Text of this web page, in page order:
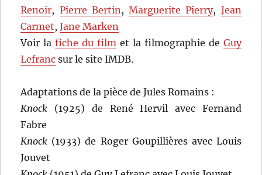
Renoir, Pierre Bertin ,Marguerite Pierry, Jean
Carmet,Jane Marken
Voir lafiche du film et la filmographie de Guy
Lefranc sur le site IMDB.
Adaptations de la pièce de Jules Romains :
Knock (1925) de René Hervil avec Fernand
Fabre
Knock (1933) de Roger Goupillières avec Louis
Jouvet